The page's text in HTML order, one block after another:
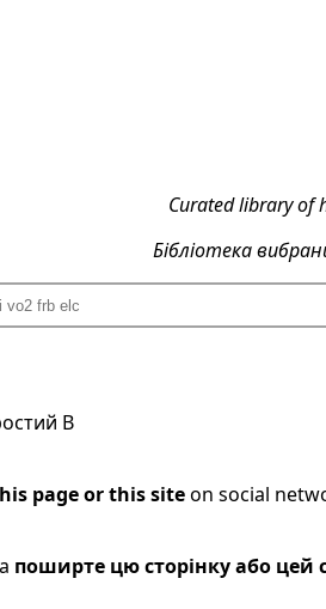
Curated library of
Бібліотека
B
page or this siteon social
поширте цю сторінку або цей